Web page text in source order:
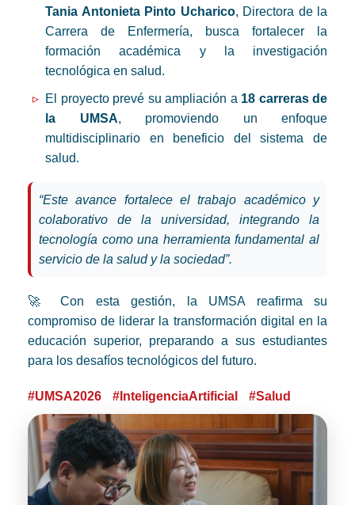
Tania Antonieta Pinto Ucharico, Directora de la
Carrera de Enfermería, busca fortalecer la
formación académica y la investigación
tecnológica en salud.
El proyecto prevé su ampliación a 18 carreras de
la UMSA, promoviendo un enfoque
multidisciplinario en beneficio del sistema de
salud.
“Este avance fortalece el trabajo académico y
colaborativo de la universidad, integrando la
tecnología como una herramienta fundamental al
servicio de la salud y la sociedad”.
🚀 Con esta gestión, la UMSA reafirma su
compromiso de liderar la transformación digital en la
educación superior, preparando a sus estudiantes
para los desafíos tecnológicos del futuro.
#UMSA2026 #InteligenciaArtificial #Salud